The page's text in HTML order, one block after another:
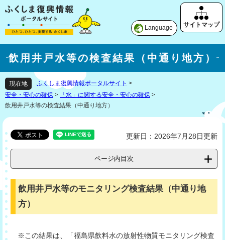
Language
飲用井戸水等の検査結果（中通り地方）
現在地 ふくしま復興情報ポータルサイト >
安全・安心の確保 > 「水」に関する安全・安心の確保 >
飲用井戸水等の検査結果（中通り地方）
更新日：2026年7月28日更新
ページ内目次
飲用井戸水等のモニタリング検査結果（中通り地
方）
※この結果は、「福島県飲料水の放射性物質モニタリング検査